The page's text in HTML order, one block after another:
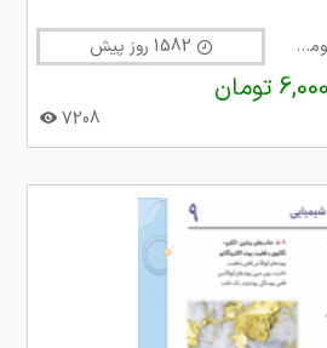
پاورپوینت کتاب شیمی عمومی سیلبربرگ
6,000 تومان
7208